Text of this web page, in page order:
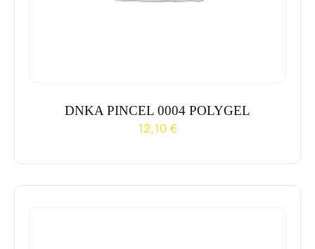
DNKA PINCEL 0004 POLYGEL
12,10 €